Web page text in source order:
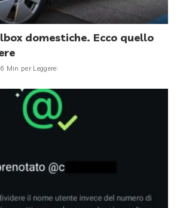
domestiche. Ecco quello
6 Min per Leggere